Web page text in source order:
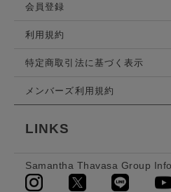
会員登録
利用規約
特定商取引法に基づく表示
メンバーズ利用規約
LINKS
Samantha Thavasa Group Info.